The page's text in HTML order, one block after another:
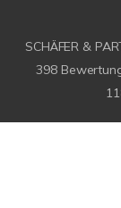
SCHÄFER &
398